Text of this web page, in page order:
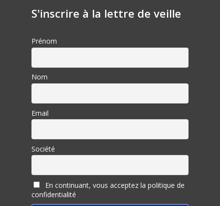
S'inscrire à la lettre de veille
Prénom
Nom
Email
Société
En continuant, vous acceptez la politique de
confidentialité